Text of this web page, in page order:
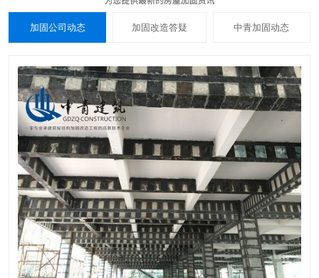
加固公司动态 加固改造答疑 中青加固动态